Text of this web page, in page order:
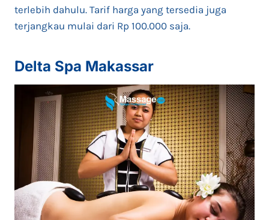
terlebih dahulu. Tarif harga yang tersedia juga
terjangkau mulai dari Rp 100.000 saja.
Delta Spa Makassar